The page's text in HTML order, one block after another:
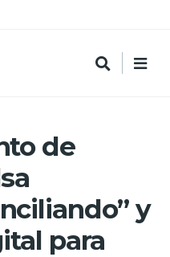
de
y
para